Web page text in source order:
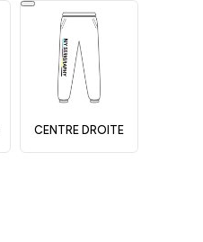
CENTRE DROITE